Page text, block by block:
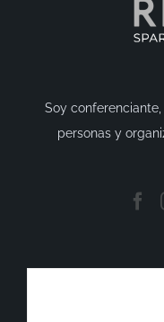
Soy
personas y